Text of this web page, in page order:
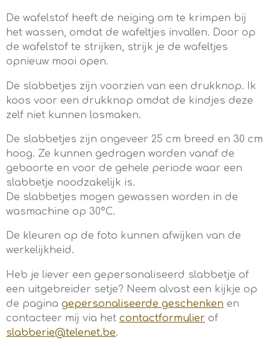
De wafelstof heeft de neiging om te krimpen bij
het wassen, omdat de wafeltjes invallen. Door op
de wafelstof te strijken, strijk je de wafeltjes
opnieuw mooi open.
De slabbetjes zijn voorzien van een drukknop. Ik
koos voor een drukknop omdat de kindjes deze
zelf niet kunnen losmaken.
De slabbetjes zijn ongeveer 25 cm breed en 30 cm
hoog. Ze kunnen gedragen worden vanaf de
geboorte en voor de gehele periode waar een
slabbetje noodzakelijk is.
De slabbetjes mogen gewassen worden in de
wasmachine op 30°C.
De kleuren op de foto kunnen afwijken van de
werkelijkheid.
Heb je liever een gepersonaliseerd slabbetje of
een uitgebreider setje? Neem alvast een kijkje op
de pagina gepersonaliseerde geschenken en
contacteer mij via het contactformulier of
slabberie@telenet.be.